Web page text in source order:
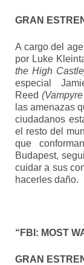
GRAN
A cargo del
por Luke
the High
especial
Reed
las amenazas
ciudadanos
el resto del
que
Budapest,
cuidar a sus
hacerles daño.
“FBI: MOST
GRAN